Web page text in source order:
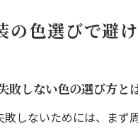
三原則で失敗しない外壁
する外壁塗装の三原則を
塗装を失敗しないため
の色選びで避
敗しない色の選び方と
敗しないためには、まず